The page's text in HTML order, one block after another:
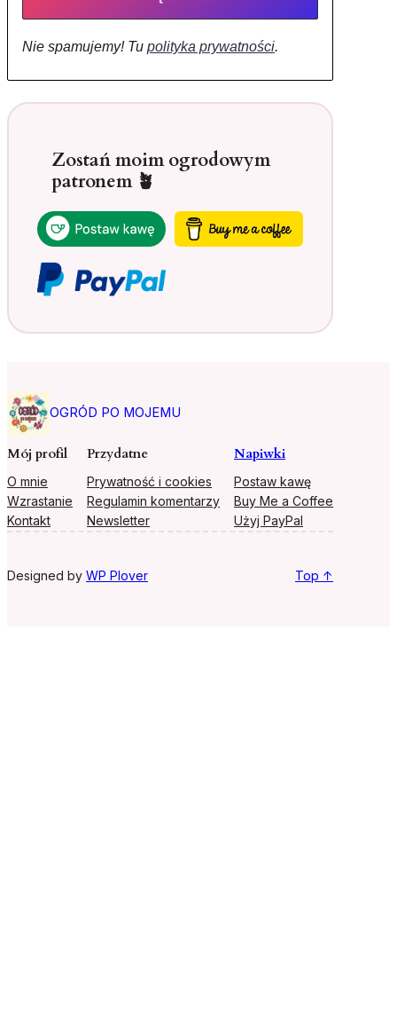
Nie spamujemy! Tu polityka prywatności.
Zostań moim ogrodowym
patronem 🪴
OGRÓD PO MOJEMU
Mój profil
O mnie
Wzrastanie
Kontakt
Przydatne
Prywatność i cookies
Regulamin komentarzy
Newsletter
Napiwki
Postaw kawę
Buy Me a Coffee
Użyj PayPal
Designed by WP Plover Top ↑